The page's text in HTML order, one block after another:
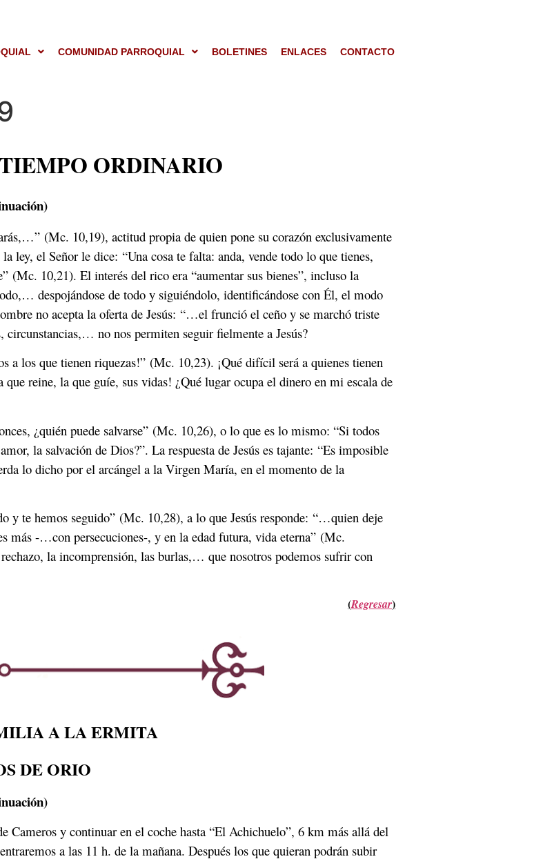
COMUNIDAD PARROQUIAL BOLETINES ENLACES CONTACTO
ORDINARIO
(Mc. 10,19), actitud propia de quien pone su corazón exclusivamente
el Señor le dice: “Una cosa te falta: anda, vende todo lo que tienes,
(Mc. 10,21). El interés del rico era “aumentar sus bienes”, incluso la
despojándose de todo y siguiéndolo, identificándose con Él, el modo
no acepta la oferta de Jesús: “…el frunció el ceño y se marchó triste
no nos permiten seguir fielmente a Jesús?
a los que tienen riquezas!” (Mc. 10,23). ¡Qué difícil será a quienes tienen
reine, la que guíe, sus vidas! ¿Qué lugar ocupa el dinero en mi escala de
¿quién puede salvarse” (Mc. 10,26), o lo que es lo mismo: “Si todos
la salvación de Dios?”. La respuesta de Jesús es tajante: “Es imposible
lo dicho por el arcángel a la Virgen María, en el momento de la
y te hemos seguido” (Mc. 10,28), a lo que Jesús responde: “…quien deje
-…con persecuciones-, y en la edad futura, vida eterna” (Mc.
la incomprensión, las burlas,… que nosotros podemos sufrir con
(Regresar)
A LA ERMITA
DE ORIO
y continuar en el coche hasta “El Achichuelo”, 6 km más allá del
a las 11 h. de la mañana. Después los que quieran podrán subir